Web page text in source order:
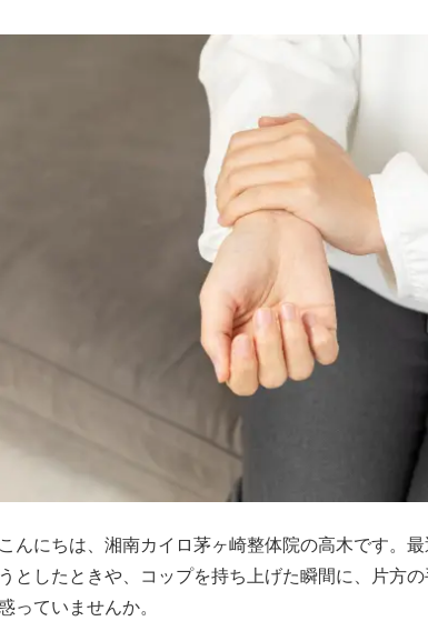
こんにちは、湘南カイロ茅ヶ崎整体院の高木です。
うとしたときや、コップを持ち上げた瞬間に、片方
っていませんか。